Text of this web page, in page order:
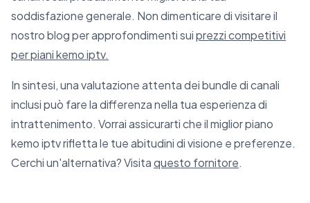
soddisfazione generale. Non dimenticare di visitare il
nostro blog per approfondimenti suiprezzi competitivi
per piani kemo iptv.
In sintesi, una valutazione attenta dei bundle di canali
inclusi può fare la differenza nella tua esperienza di
intrattenimento. Vorrai assicurarti che il miglior piano
kemo iptv rifletta le tue abitudini di visione e preferenze.
Cerchi un'alternativa? Visitaquesto fornitore.